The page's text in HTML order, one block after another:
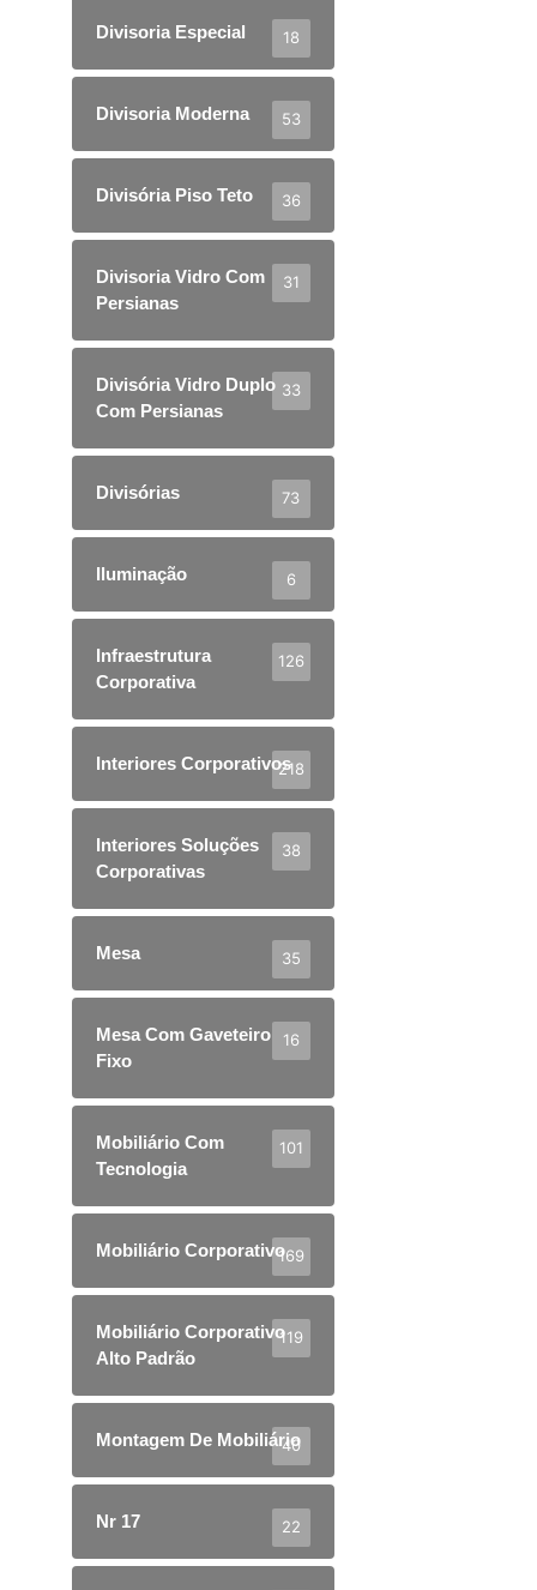
Divisoria Especial 18
Divisoria Moderna 53
Divisória Piso Teto 36
Divisoria Vidro Com
Persianas
31
Divisória Vidro Duplo
Com Persianas
33
Divisórias 73
Iluminação 6
Infraestrutura
Corporativa
126
Interiores Corporativos218
Interiores Soluções
Corporativas
38
Mesa 35
Mesa Com Gaveteiro
Fixo
16
Mobiliário Com
Tecnologia
101
Mobiliário Corporativo169
Mobiliário Corporativo
Alto Padrão
119
Montagem De Mobiliário
40
Nr 17 22